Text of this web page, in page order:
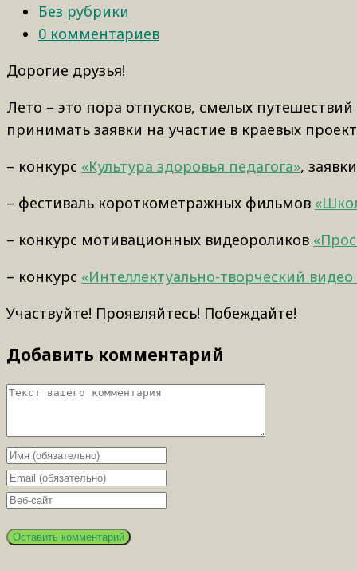
Без рубрики
0 комментариев
Дорогие друзья!
Лето – это пора отпусков, смелых
принимать заявки на участие в краевых
– конкурс «Культура здоровья педагога»,
– фестиваль короткометражных фильмов
– конкурс мотивационных видеороликов
– конкурс «Интеллектуально-творческий
Участвуйте! Проявляйтесь! Побеждайте!
Добавить комментарий